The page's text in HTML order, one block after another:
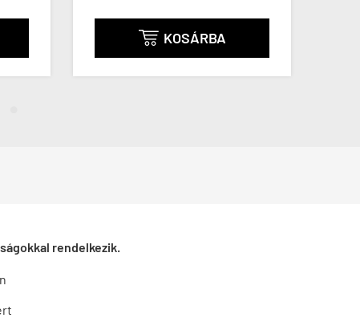
 KOSÁRBA
rendelkezik.